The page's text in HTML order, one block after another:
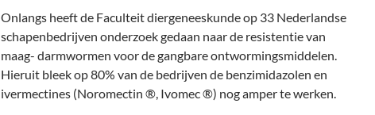
Onlangs heeft de Faculteit diergeneeskunde op 33 Nederlandse
schapenbedrijven onderzoek gedaan naar de resistentie van
maag- darmwormen voor de gangbare ontwormingsmiddelen.
Hieruit bleek op 80% van de bedrijven de benzimidazolen en
ivermectines (Noromectin ®, Ivomec ®) nog amper te werken.